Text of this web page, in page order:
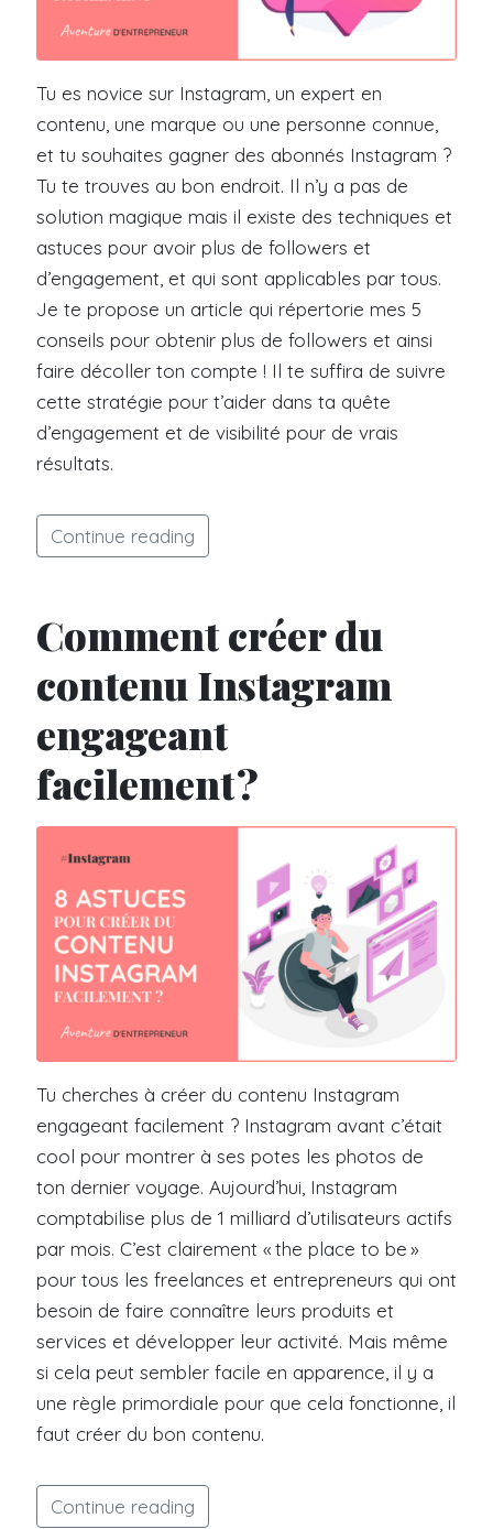
Tu es novice sur Instagram, un expert en
contenu, une marque ou une personne connue,
et tu souhaites gagner des abonnés Instagram ?
Tu te trouves au bon endroit. Il n’y a pas de
solution magique mais il existe des techniques et
astuces pour avoir plus de followers et
d’engagement, et qui sont applicables par tous.
Je te propose un article qui répertorie mes 5
conseils pour obtenir plus de followers et ainsi
faire décoller ton compte ! Il te suffira de suivre
cette stratégie pour t’aider dans ta quête
d’engagement et de visibilité pour de vrais
résultats.
Continue reading
Comment créer du
contenu Instagram
engageant
facilement ?
Tu cherches à créer du contenu Instagram
engageant facilement ? Instagram avant c’était
cool pour montrer à ses potes les photos de
ton dernier voyage. Aujourd’hui, Instagram
comptabilise plus de 1 milliard d’utilisateurs actifs
par mois. C’est clairement « the place to be »
pour tous les freelances et entrepreneurs qui ont
besoin de faire connaître leurs produits et
services et développer leur activité. Mais même
si cela peut sembler facile en apparence, il y a
une règle primordiale pour que cela fonctionne, il
faut créer du bon contenu.
Continue reading